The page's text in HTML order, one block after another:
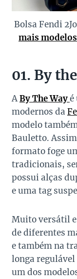
Bolsa Fendi
mais
01. By
ABy The Wayé
modernos da
modelo
Bauletto.
formato foge
tradicionais,
possui alças
e uma tag
Muito versátil
de diferentes
e também na
longa
um dos